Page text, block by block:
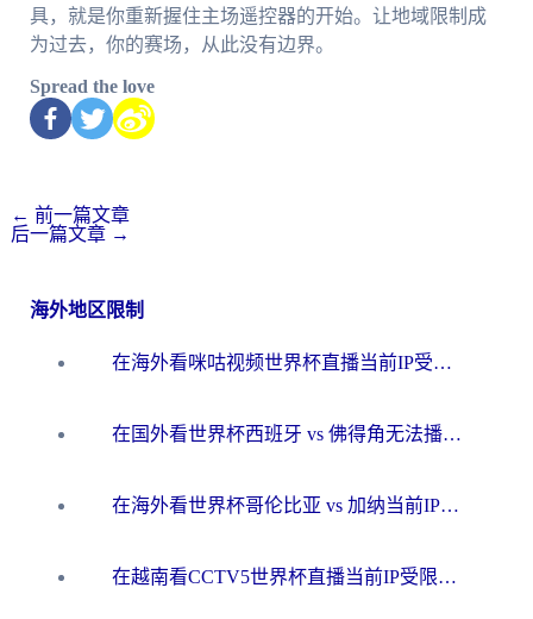
具，就是你重新握住主场遥控器的开始。让地域限制成
为过去，你的赛场，从此没有边界。
Spread the love
← 前一篇文章
后一篇文章 →
海外地区限制
在海外看咪咕视频世界杯直播当前IP受限制？这篇指南帮你搞定所有体育赛事观看难题
在国外看世界杯西班牙 vs 佛得角无法播放？这篇指南帮你解锁所有中文体育直播
在海外看世界杯哥伦比亚 vs 加纳当前IP受限制？这篇指南帮你流畅看中文解说赛事
在越南看CCTV5世界杯直播当前IP受限制？海外党体育观赛终极指南来了